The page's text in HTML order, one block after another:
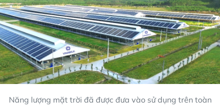
Năng lượng mặt trời đã được đưa vào sử dụng trên toàn